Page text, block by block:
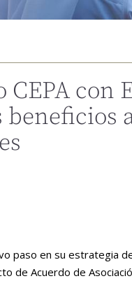
CEPA con
beneficios
paso en su estrategia
de Acuerdo de